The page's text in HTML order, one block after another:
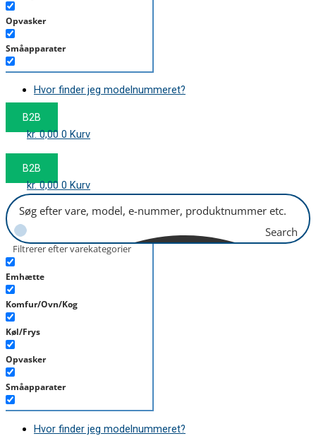
Opvasker
Småapparater
Støvsuger
Tørretumbler
Tilbehør/Plejemidler
Hvor finder jeg modelnummeret?
B2B
kr.0,00 0 Kurv
B2B
kr.0,00 0 Kurv
Search
Filtrerer efter varekategorier
Emhætte
Komfur/Ovn/Kog
Køl/Frys
Opvasker
Småapparater
Støvsuger
Hvor finder jeg modelnummeret?